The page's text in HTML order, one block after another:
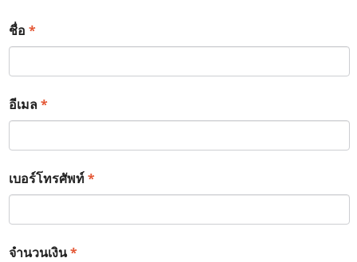
ชื่อ *
อีเมล *
เบอร์โทรศัพท์ *
จำนวนเงิน*